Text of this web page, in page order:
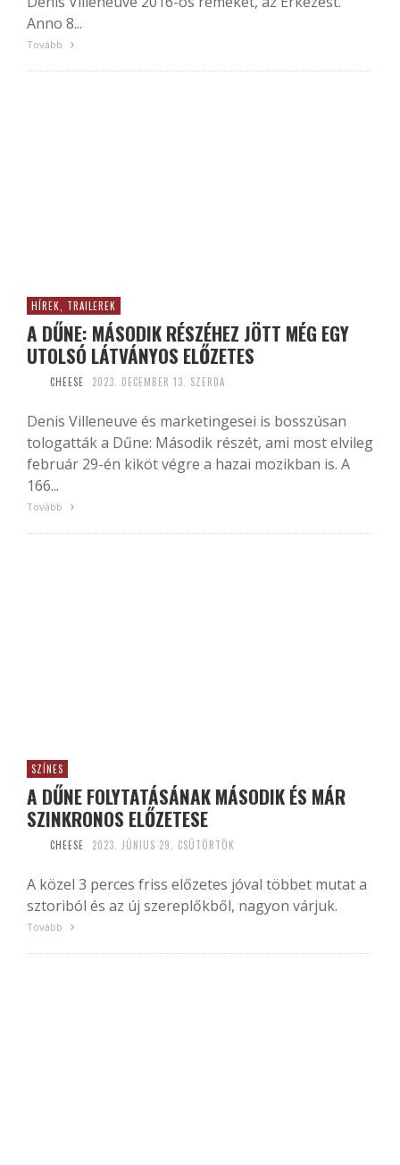
Anno 8...
Tovább
HÍREK, TRAILEREK
A DŰNE: MÁSODIK RÉSZÉHEZ JÖTT MÉG EGY
UTOLSÓ LÁTVÁNYOS ELŐZETES
CHEESE 2023. DECEMBER 13. SZERDA
Denis Villeneuve és marketingesei is bosszúsan
tologatták a Dűne: Második részét, ami most elvileg
február 29-én kiköt végre a hazai mozikban is. A
166...
Tovább
SZÍNES
A DŰNE FOLYTATÁSÁNAK MÁSODIK ÉS MÁR
SZINKRONOS ELŐZETESE
CHEESE 2023. JÚNIUS 29. CSÜTÖRTÖK
A közel 3 perces friss előzetes jóval többet mutat a
sztoriból és az új szereplőkből, nagyon várjuk.
Tovább